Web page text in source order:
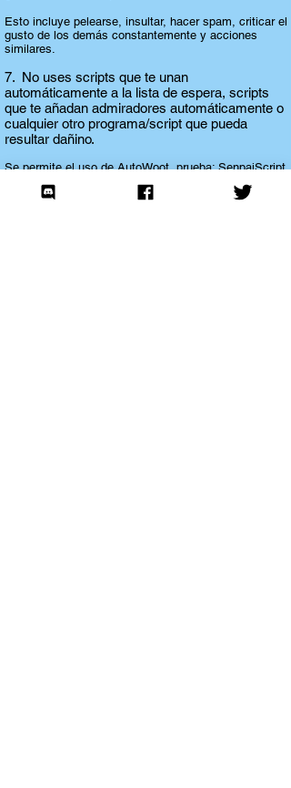
Esto incluye pelearse, insultar, hacer spam, criticar el
gusto de los demás constantemente y acciones
similares.
7. No uses scripts que te unan
automáticamente a la lista de espera, scripts
que te añadan admiradores automáticamente o
cualquier otro programa/script que pueda
resultar dañino.
Se permite el uso de AutoWoot, prueba:SenpaiScript.
Si no estas seguro de si tu programa o script está